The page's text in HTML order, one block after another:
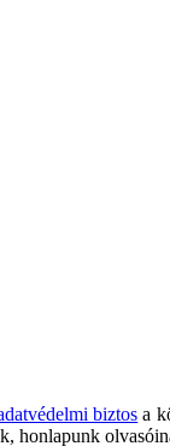
biztos a
honlapunk